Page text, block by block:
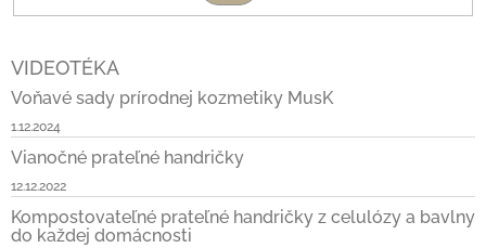
VIDEOTÉKA
Voňavé sady prírodnej kozmetiky MusK
1.12.2024
Vianočné prateľné handričky
12.12.2022
Kompostovateľné prateľné handričky z celulózy a bavlny
do každej domácnosti